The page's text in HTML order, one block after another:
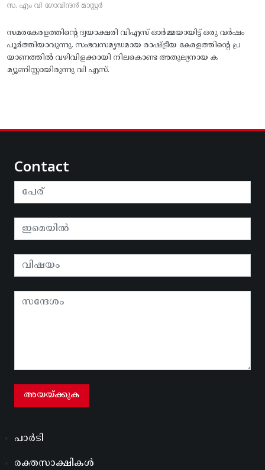
സ. എം വി ഗോവിന്ദൻ മാസ്റ്റർ
സമരകേരളത്തിൻ്റെ ദ്വയാക്ഷരി വിഎസ് ഓർമ്മയായിട്ട് ഒരു വർഷം
പൂർത്തിയാവുന്നു. സംഭവസമൃദ്ധമായ രാഷ്ട്രീയ കേരളത്തിന്റെ പ്ര
യാണത്തിൽ വഴിവിളക്കായി നിലകൊണ്ട അതുല്യനായ ക
മ്യൂണിസ്റ്റായിരുന്നു വി എസ്.
Contact
പാർടി
രക്തസാക്ഷികൾ